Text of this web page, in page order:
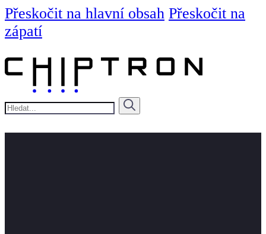
Přeskočit na hlavní obsah Přeskočit na
zápatí
Hledat